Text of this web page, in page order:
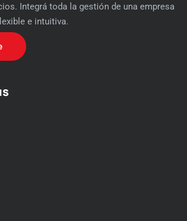
Integrá toda la gestión de una empresa
e intuitiva.